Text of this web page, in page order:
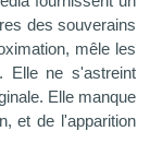
des souverains
mêle les
Elle ne s'astreint
Elle manque
et de l'apparition